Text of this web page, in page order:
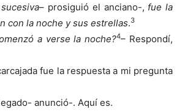
– prosiguió el anciano-, fue la
con la noche y sus estrellas.3
a verse la noche?4– Respondí,
fue la respuesta a mi pregunta
anunció-. Aquí es.